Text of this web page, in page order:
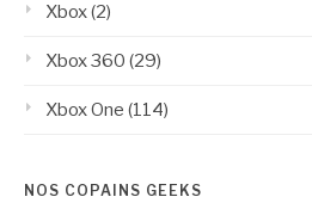
Xbox(2)
Xbox 360 (29)
Xbox One (114)
NOS COPAINS GEEKS